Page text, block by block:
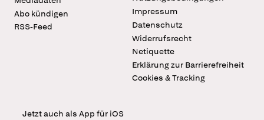
Abo kündigen
RSS-Feed
Impressum
Datenschutz
Widerrufsrecht
Netiquette
Erklärung zur Barrierefreiheit
Cookies & Tracking
Jetzt auch als App für iOS